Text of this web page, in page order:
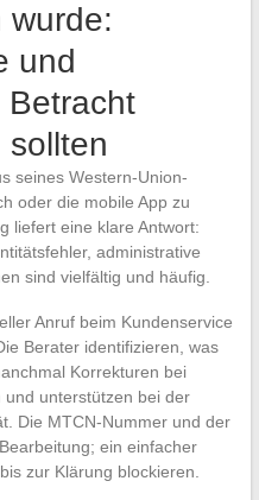
wurde:
und
Betracht
sollten
seines Western-Union-
oder die mobile App zu
liefert eine klare Antwort:
administrative
sind vielfältig und häufig.
Anruf beim Kundenservice
Berater identifizieren, was
Korrekturen bei
unterstützen bei der
Die MTCN-Nummer und der
ein einfacher
zur Klärung blockieren.